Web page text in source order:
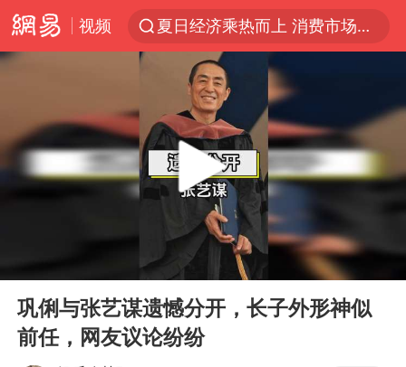
视频
于东来回应胖东来近25年老店年底关闭
白海豚北上或致京津冀暴雨
上海全力守护市民“菜篮子”
上门女婿出轨女邻居多年被判重婚罪
香港刷新1884年以来最高气温纪录
美将每月供乌爱国者拦截导弹
《龙餐馆》 冲奖
Play
00:33
巩俐与张艺谋遗憾分开，长子外形神似
前任，网友议论纷纷